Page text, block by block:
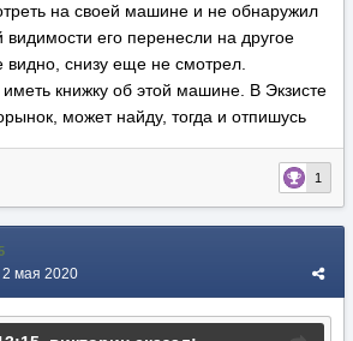
на своей машине и не обнаружил
видимости его перенесли на другое
видно, снизу еще не смотрел.
книжку об этой машине. В Экзисте
может найду, тогда и отпишусь
1
2 мая 2020